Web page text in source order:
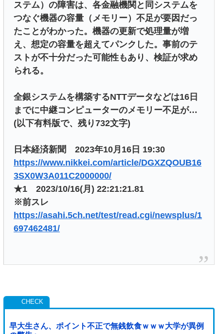
ステム）の障害は、各金融機関と同システムを
つなぐ機器の容量（メモリー）不足が要因だっ
たことがわかった。機器の更新で処理量が増
え、想定の容量を超えてパンクした。事前のテ
ストが不十分だった可能性もあり、検証が求め
られる。
全銀システムを構築するNTTデータなどは16日
までに中継コンピューターのメモリー不足が…
(以下有料版で、残り732文字)
日本経済新聞 2023年10月16日 19:30
https://www.nikkei.com/article/DGXZQOUB16
3SX0W3A011C2000000/
★1 2023/10/16(月) 22:21:21.81
※前スレ
https://asahi.5ch.net/test/read.cgi/newsplus/1
697462481/
早大生さん、ポイント不正で無銭飲食ｗｗｗ大学が異例